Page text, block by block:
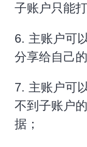
子账户只能
6. 主账户可
分享给自己
7. 主账户可
不到子账户
据；